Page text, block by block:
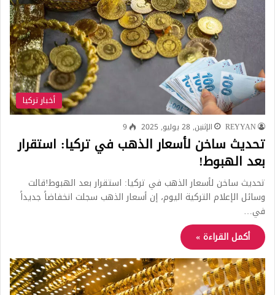
أخبار تركيا
REYYAN الإثنين, 28 يوليو, 2025 9
تحديث ساخن لأسعار الذهب في تركيا: استقرار
بعد الهبوط!
تحديث ساخن لأسعار الذهب في تركيا: استقرار بعد الهبوط!قالت
وسائل الإعلام التركية اليوم، إن أسعار الذهب سجلت انخفاضاً جديداً
في…
أكمل القراءة »